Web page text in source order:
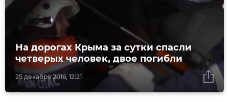
25 декабря 2016, 12:21
На дорогах Крыма за сутки спасли
четверых человек, двое погибли